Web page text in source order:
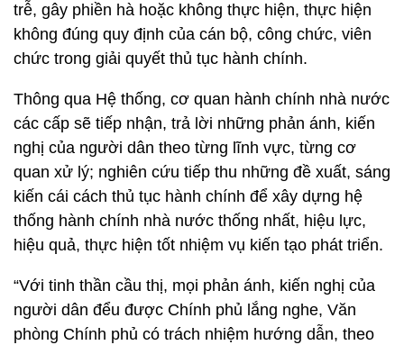
trễ, gây phiền hà hoặc không thực hiện, thực hiện
không đúng quy định của cán bộ, công chức, viên
chức trong giải quyết thủ tục hành chính.
Thông qua Hệ thống, cơ quan hành chính nhà nước
các cấp sẽ tiếp nhận, trả lời những phản ánh, kiến
nghị của người dân theo từng lĩnh vực, từng cơ
quan xử lý; nghiên cứu tiếp thu những đề xuất, sáng
kiến cái cách thủ tục hành chính để xây dựng hệ
thống hành chính nhà nước thống nhất, hiệu lực,
hiệu quả, thực hiện tốt nhiệm vụ kiến tạo phát triển.
“Với tinh thần cầu thị, mọi phản ánh, kiến nghị của
người dân đểu được Chính phủ lắng nghe, Văn
phòng Chính phủ có trách nhiệm hướng dẫn, theo